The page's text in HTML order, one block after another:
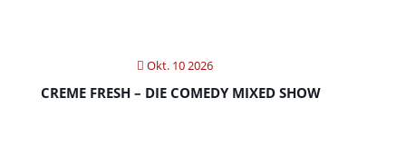
Okt. 10 2026
CREME FRESH – DIE COMEDY MIXED SHOW